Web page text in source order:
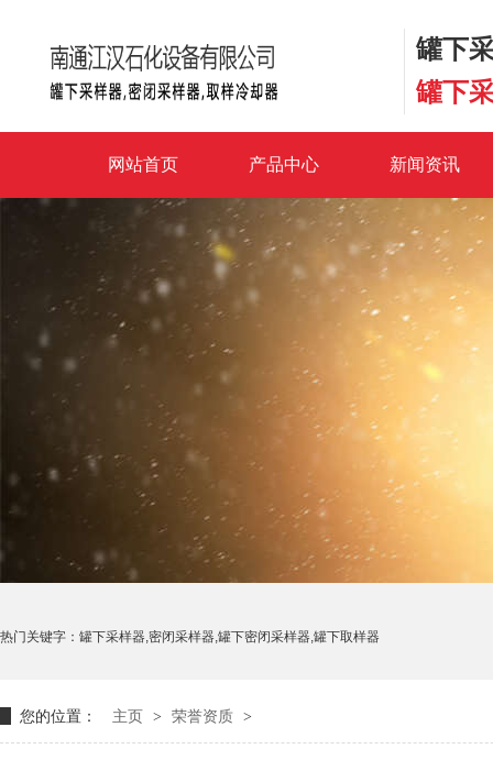
罐下
罐下
网站首页 产品中心 新闻资讯
热门关键字：罐下采样器,密闭采样器,罐下密闭采样器,罐下取样器
您的位置： 主页 > 荣誉资质 >